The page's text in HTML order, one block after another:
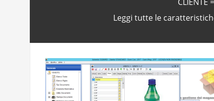
Leggi tutte le